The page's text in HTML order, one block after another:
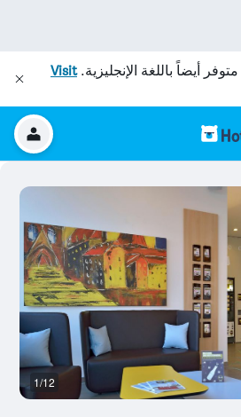
متوفر أيضاً باللغة الإنجليزية.Visit
1/12